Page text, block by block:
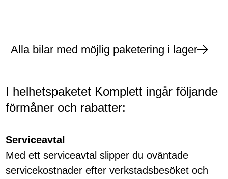
Alla bilar med möjlig paketering i lager
I helhetspaketet Komplett ingår följande
förmåner och rabatter:
Serviceavtal
Med ett serviceavtal slipper du oväntade
servicekostnader efter verkstadsbesöket och